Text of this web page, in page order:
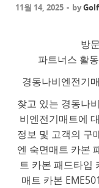
11월 14, 2025 - by
방
파트너스 활
경동나비엔전기
찾고 있는 경동나
비엔전기매트에
정보 및 고객의 구
엔 숙면매트 카본
트 카본 패드타입
매트 카본